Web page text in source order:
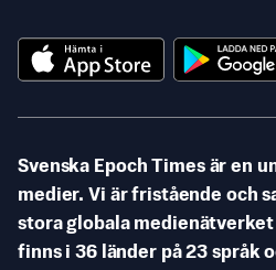
Svenska Epoch Times är en
medier. Vi är fristående och
stora globala medienätverket
finns i 36 länder på 23 språk